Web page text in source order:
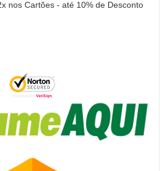
nos Cartões - até 10% de Desconto